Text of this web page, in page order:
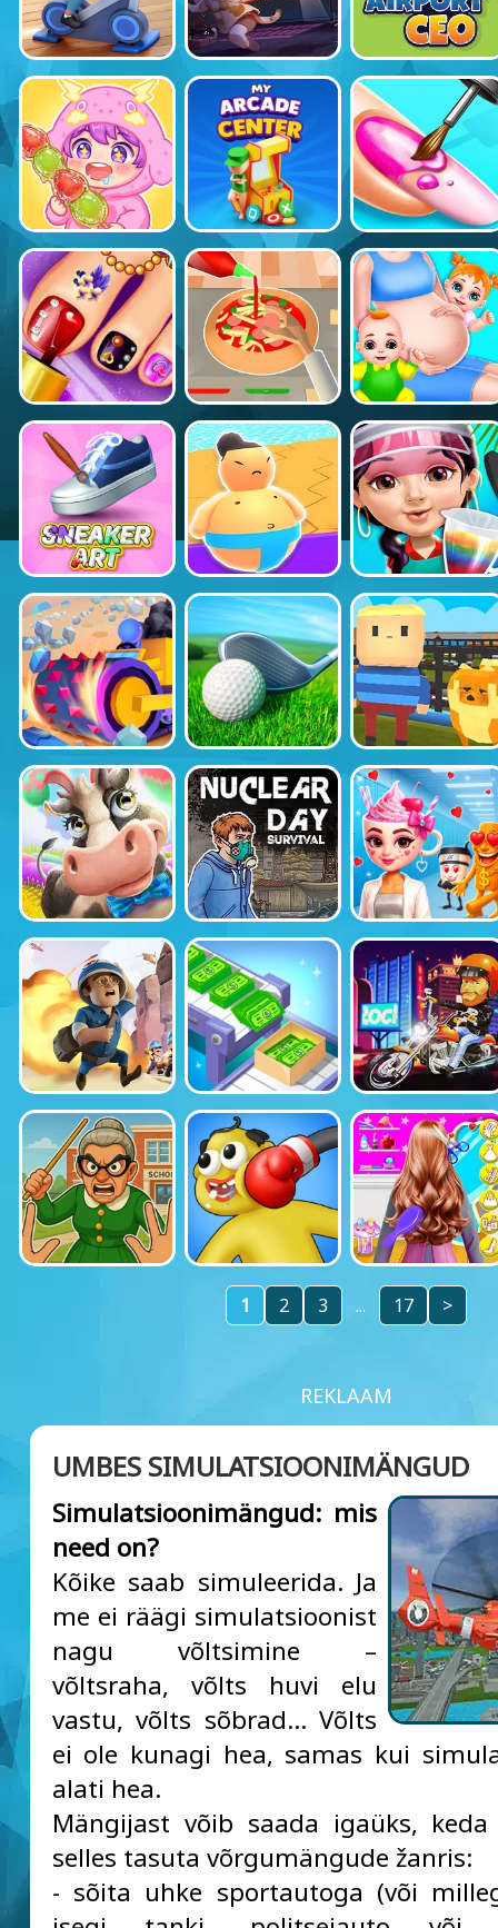
1 2 3 ... 17 >
REKLAAM
UMBES SIMULATSIOONIMÄNGUD
Simulatsioonimängud: mis
need on?
Kõike saab simuleerida. Ja
me ei räägi simulatsioonist
nagu võltsimine –
võltsraha, võlts huvi elu
vastu, võlts sõbrad... Võlts
ei ole kunagi hea, samas kui
alati hea.
Mängijast võib saada igaüks,
selles tasuta võrgumängude žanris:
- sõita uhke sportautoga (või